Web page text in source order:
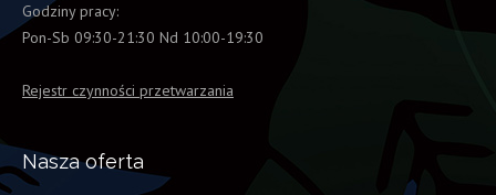
Godziny pracy:
Pon-Sb 09:30-21:30 Nd 10:00-19:30
Rejestr czynności przetwarzania
Nasza oferta